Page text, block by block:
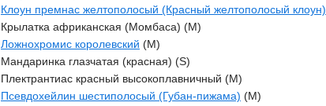
Клоун премнас желтополосый (Красный желтополосый клоун)
Крылатка африканская (Момбаса) (M)
Ложнохромис королевский (M)
Мандаринка глазчатая (красная) (S)
Плектрантиас красный высокоплавничный (M)
Псевдохейлин шестиполосый (Губан-пижама) (M)